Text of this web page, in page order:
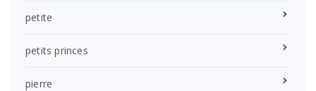
petite
petits princes
pierre